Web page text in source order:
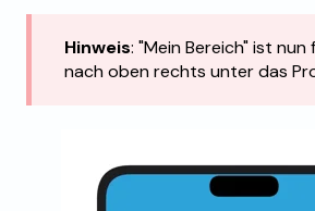
Hinweis: "Mein Bereich" ist nun
nach oben rechts unter das